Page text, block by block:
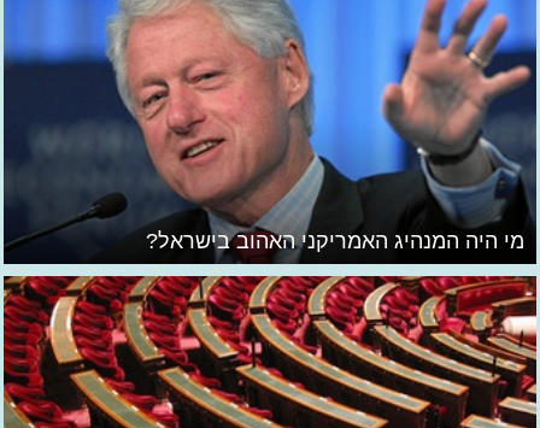
מי היה המנהיג האמריקני האהוב בישראל?